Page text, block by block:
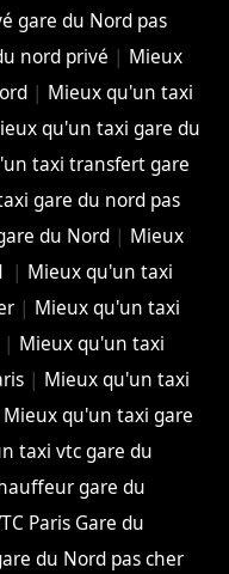
gare du Nord pas
nord privé | Mieux
| Mieux qu'un taxi
qu'un taxi gare du
taxi transfert gare
gare du nord pas
du Nord | Mieux
| Mieux qu'un taxi
| Mieux qu'un taxi
| Mieux qu'un taxi
| Mieux qu'un taxi
Mieux qu'un taxi gare
taxi vtc gare du
gare du
Paris Gare du
du Nord pas cher